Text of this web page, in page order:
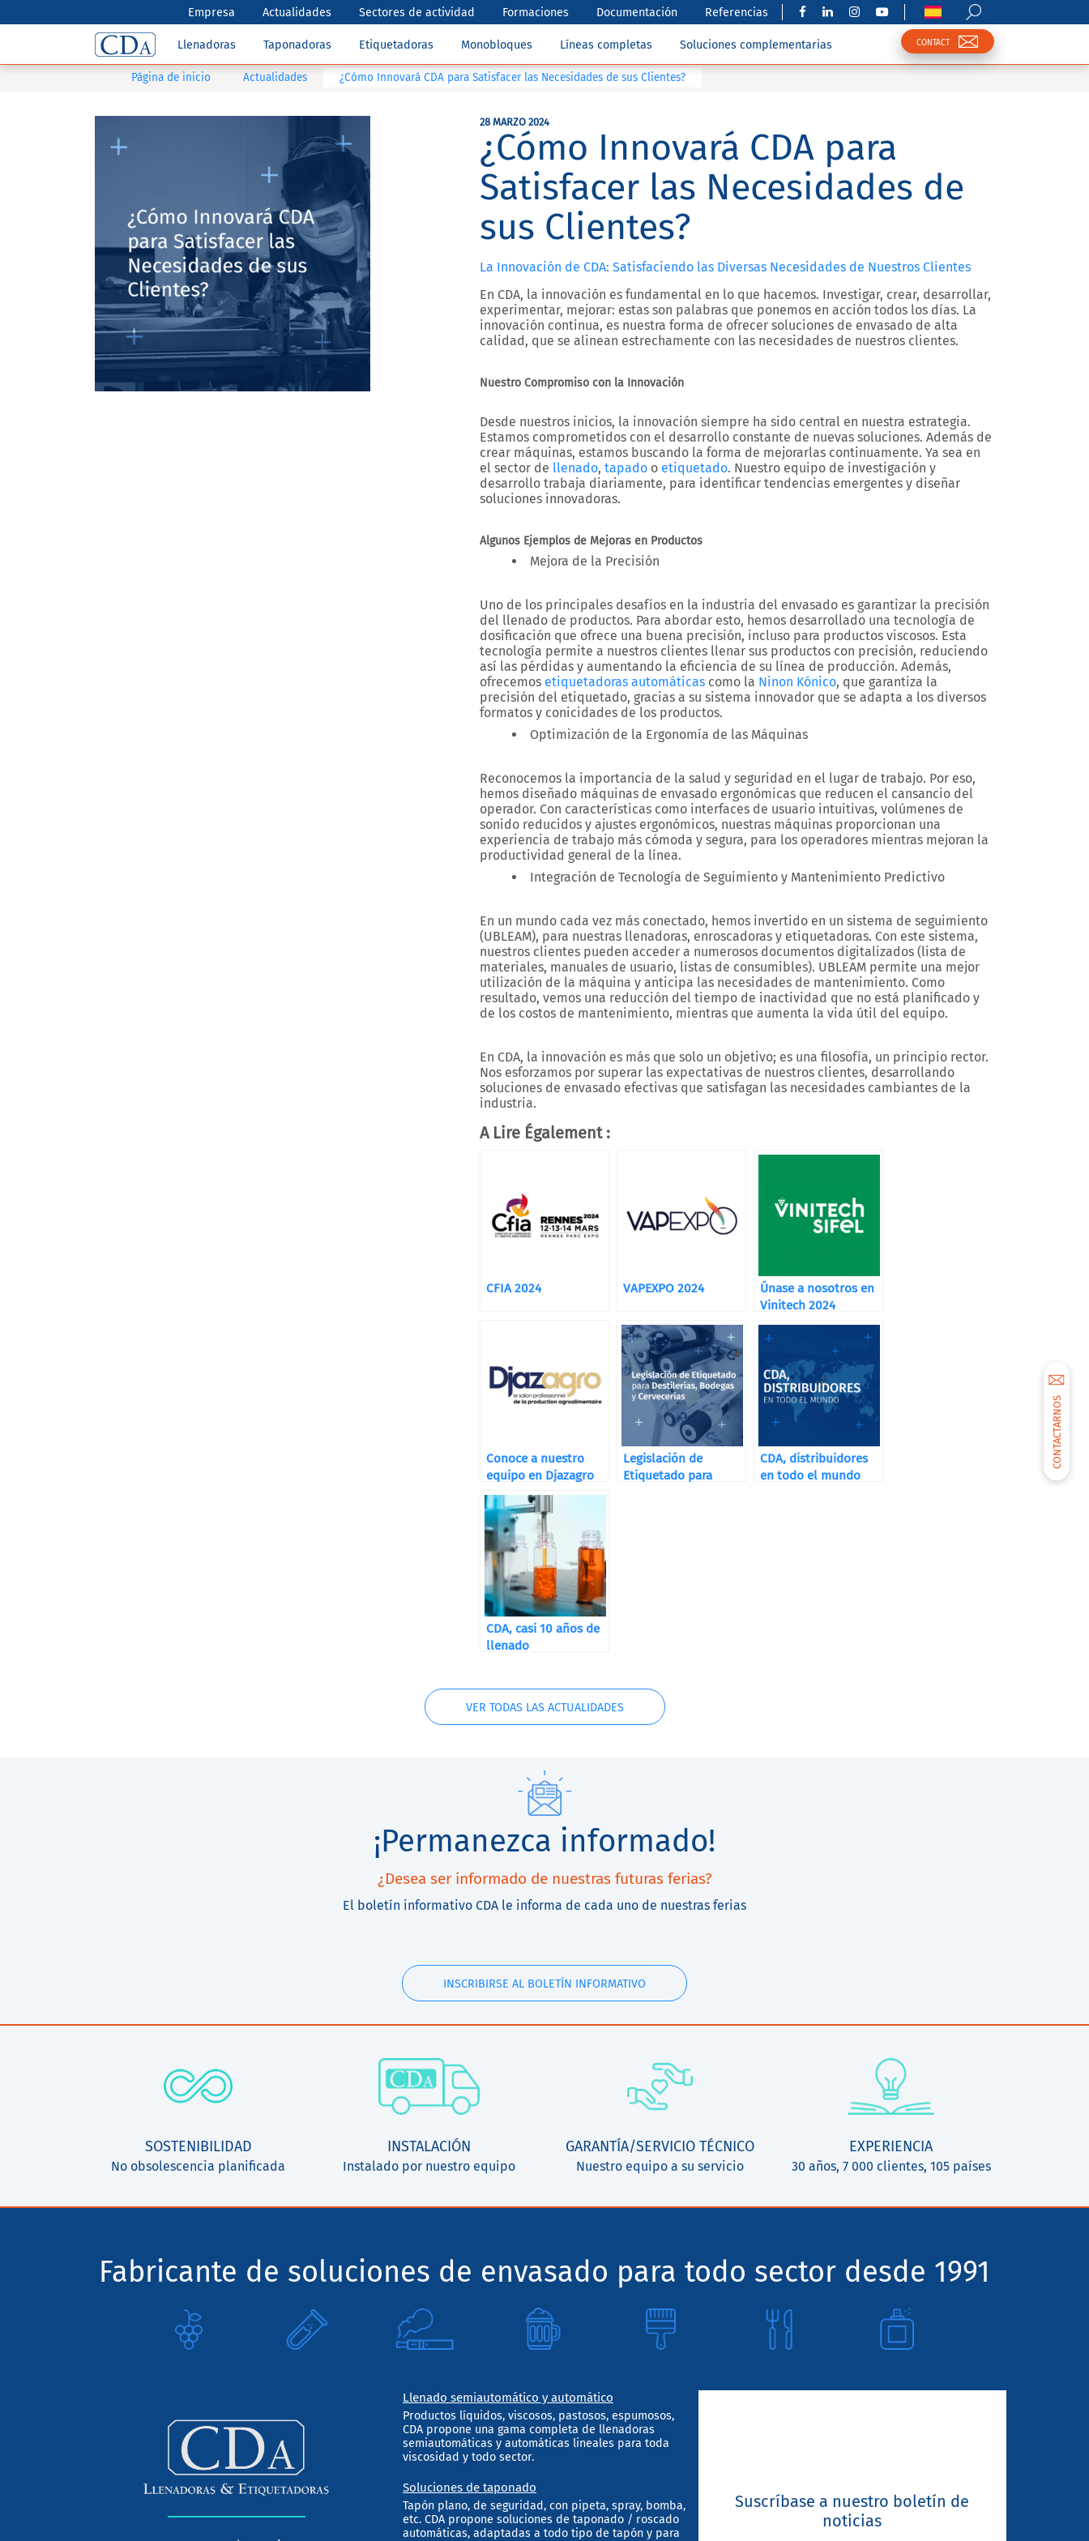
Empresa Actualidades Sectores de actividad Formaciones Documentación Referencias
Llenadoras Taponadoras Etiquetadoras Monobloques Líneas completas Soluciones complementarias CONTACT
CONTACTARNOS
Página de inicio Actualidades ¿Cómo Innovará CDA para Satisfacer las Necesidades de sus Clientes?
28 MARZO 2024
¿Cómo Innovará CDA para
Satisfacer las Necesidades de
sus Clientes?
La Innovación de CDA: Satisfaciendo las Diversas Necesidades de Nuestros Clientes
En CDA, la innovación es fundamental en lo que hacemos. Investigar, crear, desarrollar,
experimentar, mejorar: estas son palabras que ponemos en acción todos los días. La
innovación continua, es nuestra forma de ofrecer soluciones de envasado de alta
calidad, que se alinean estrechamente con las necesidades de nuestros clientes.
Nuestro Compromiso con la Innovación
Desde nuestros inicios, la innovación siempre ha sido central en nuestra estrategia.
Estamos comprometidos con el desarrollo constante de nuevas soluciones. Además de
crear máquinas, estamos buscando la forma de mejorarlas continuamente. Ya sea en
el sector de llenado, tapado o etiquetado. Nuestro equipo de investigación y
desarrollo trabaja diariamente, para identificar tendencias emergentes y diseñar
soluciones innovadoras.
Algunos Ejemplos de Mejoras en Productos
Mejora de la Precisión
Uno de los principales desafíos en la industria del envasado es garantizar la precisión
del llenado de productos. Para abordar esto, hemos desarrollado una tecnología de
dosificación que ofrece una buena precisión, incluso para productos viscosos. Esta
tecnología permite a nuestros clientes llenar sus productos con precisión, reduciendo
así las pérdidas y aumentando la eficiencia de su línea de producción. Además,
ofrecemos etiquetadoras automáticas como la Ninon Kónico, que garantiza la
precisión del etiquetado, gracias a su sistema innovador que se adapta a los diversos
formatos y conicidades de los productos.
Optimización de la Ergonomía de las Máquinas
Reconocemos la importancia de la salud y seguridad en el lugar de trabajo. Por eso,
hemos diseñado máquinas de envasado ergonómicas que reducen el cansancio del
operador. Con características como interfaces de usuario intuitivas, volúmenes de
sonido reducidos y ajustes ergonómicos, nuestras máquinas proporcionan una
experiencia de trabajo más cómoda y segura, para los operadores mientras mejoran la
productividad general de la línea.
Integración de Tecnología de Seguimiento y Mantenimiento Predictivo
En un mundo cada vez más conectado, hemos invertido en un sistema de seguimiento
(UBLEAM), para nuestras llenadoras, enroscadoras y etiquetadoras. Con este sistema,
nuestros clientes pueden acceder a numerosos documentos digitalizados (lista de
materiales, manuales de usuario, listas de consumibles). UBLEAM permite una mejor
utilización de la máquina y anticipa las necesidades de mantenimiento. Como
resultado, vemos una reducción del tiempo de inactividad que no está planificado y
de los costos de mantenimiento, mientras que aumenta la vida útil del equipo.
En CDA, la innovación es más que solo un objetivo; es una filosofía, un principio rector.
Nos esforzamos por superar las expectativas de nuestros clientes, desarrollando
soluciones de envasado efectivas que satisfagan las necesidades cambiantes de la
industria.
A Lire Également :
CFIA 2024 VAPEXPO 2024
Únase a nosotros en
Vinitech 2024
Conoce a nuestro
equipo en Djazagro
Legislación de
Etiquetado para
CDA, distribuidores
en todo el mundo
CDA, casi 10 años de
llenado
VER TODAS LAS ACTUALIDADES
¡Permanezca informado!
¿Desea ser informado de nuestras futuras ferias?
El boletín informativo CDA le informa de cada uno de nuestras ferias
INSCRIBIRSE AL BOLETÍN INFORMATIVO
SOSTENIBILIDAD
No obsolescencia planificada
INSTALACIÓN
Instalado por nuestro equipo
GARANTÍA/SERVICIO TÉCNICO
Nuestro equipo a su servicio
EXPERIENCIA
30 años, 7 000 clientes, 105 países
Fabricante de soluciones de envasado para todo sector desde 1991
Llenado semiautomático y automático
Productos líquidos, viscosos, pastosos, espumosos,
CDA propone una gama completa de llenadoras
semiautomáticas y automáticas lineales para toda
viscosidad y todo sector.
Soluciones de taponado
Tapón plano, de seguridad, con pipeta, spray, bomba,
etc. CDA propone soluciones de taponado / roscado
automáticas, adaptadas a todo tipo de tapón y para
Suscríbase a nuestro boletín de
noticias